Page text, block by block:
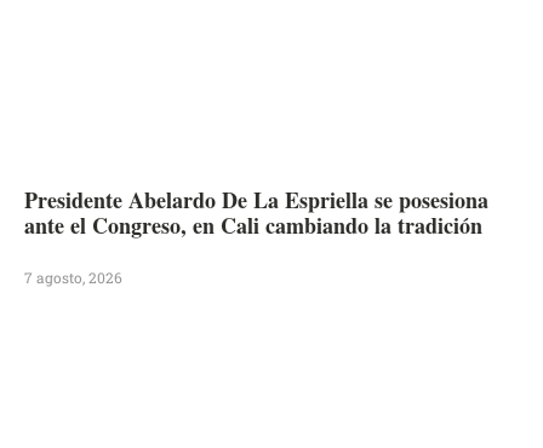
Presidente Abelardo De La Espriella se posesiona
ante el Congreso, en Cali cambiando la tradición
7 agosto, 2026